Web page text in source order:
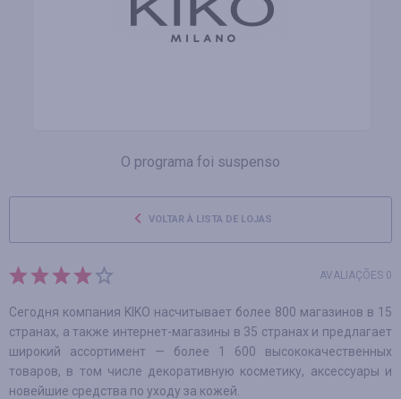
O programa foi suspenso
VOLTAR À LISTA DE LOJAS
AVALIAÇÕES 0
Сегодня компания KIKO насчитывает более 800 магазинов в 15
странах, а также интернет-магазины в 35 странах и предлагает
широкий ассортимент — более 1 600 высококачественных
товаров, в том числе декоративную косметику, аксессуары и
новейшие средства по уходу за кожей.